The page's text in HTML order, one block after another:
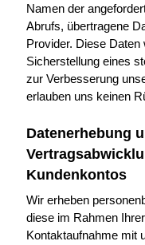
Namen der
Abrufs, übertragene
Provider. Diese
Sicherstellung eines
zur Verbesserung
erlauben uns keinen
Datenerhebung
Kundenkontos
Wir erheben
diese im Rahmen
Kontaktaufnahme mit